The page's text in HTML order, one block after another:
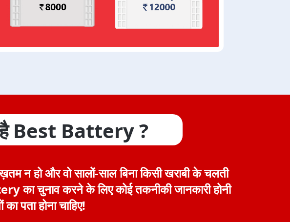
Best Battery ?
हो और वो सालों-साल बिना किसी खराबी के चलती
का चुनाव करने के लिए कोई तकनीकी जानकारी होनी
पता होना चाहिए!